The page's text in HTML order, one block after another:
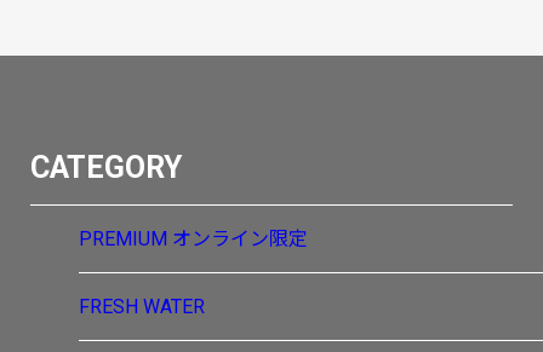
CATEGORY
PREMIUM オンライン限定
FRESH WATER